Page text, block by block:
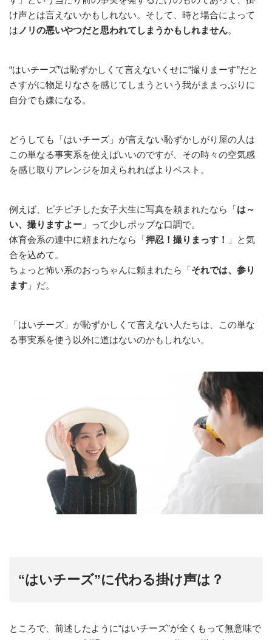
け声とは言えないかもしれない。そして、時と場合によって
は ノリの悪いやつだと思われてしまうかもしれません。
“はいチーズ”は恥ずかしくて言えないくせに“撮りまーす”だと
さすがに物足りなさを感じてしまうという我がままっぷりに
自分でも嫌になる。
どうしても「はいチーズ」が言えない恥ずかしがり屋の人は
この単なる事実系を使えばいいのですが、その時々の空気感
を感じ取りアレンジを加えられればよりベスト。
例えば、ピチピチした女子大生に写真を頼まれたなら「は～
い、撮りますよー 」って少しポップな口調で。
体育会系の連中に頼まれたなら「押忍！撮りまっす！
」と気
合を込めて。
ちょっと怖い系のおっちゃんに頼まれたら「それでは、参り
ます 」だ。
「はいチーズ」が恥ずかしくて言えない人たちは、この単な
る事実系を使う以外に道はないのかもしれない。
“はいチーズ”に代わる掛け声は？
ところで、前述したように“はいチーズ”が全くもって無意味で